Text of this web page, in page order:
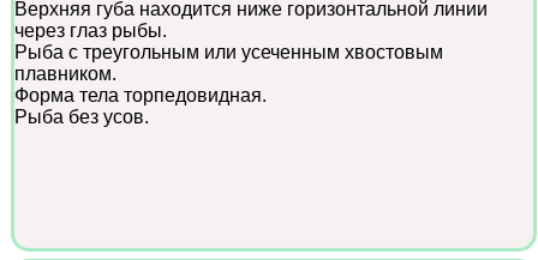
Верхняя губа находится ниже горизонтальной линии
через глаз рыбы.
Рыба с треугольным или усеченным хвостовым
плавником.
Форма тела торпедовидная.
Рыба без усов.